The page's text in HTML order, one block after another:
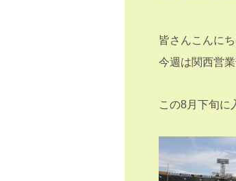
皆さんこんに
今週は関西営
この8月下旬に